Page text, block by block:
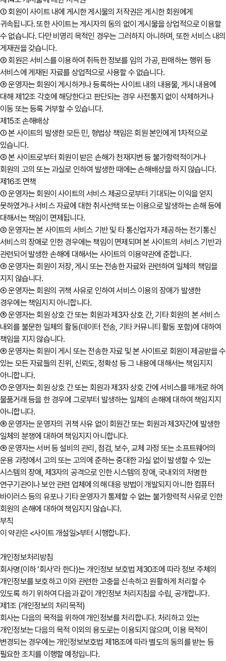
① 회원이 사이트 내에 게시한 게시물의 저작권은 게시한 회원에게
귀속됩니다. 또한 사이트는 게시자의 동의 없이 게시물을 상업적으로 이용할
수 없습니다. 다만 비영리 목적인 경우는 그러하지 아니하며, 또한 서비스 내의
게재권을 갖습니다.
② 회원은 서비스를 이용하여 취득한 정보를 임의 가공, 판매하는 행위 등
서비스에 게재된 자료를 상업적으로 사용할 수 없습니다.
③ 운영자는 회원이 게시하거나 등록하는 사이트 내의 내용물, 게시 내용에
대해 제12조 각호에 해당한다고 판단되는 경우 사전통지 없이 삭제하거나
이동 또는 등록 거부할 수 있습니다.
제15조 손해배상
① 본 사이트의 발생한 모든 민, 형법상 책임은 회원 본인에게 1차적으로
있습니다.
② 본 사이트로부터 회원이 받은 손해가 천재지변 등 불가항력적이거나
회원의 고의 또는 과실로 인하여 발생한 때에는 손해배상을 하지 않습니다.
제16조 면책
① 운영자는 회원이 사이트의 서비스 제공으로부터 기대되는 이익을 얻지
못하였거나 서비스 자료에 대한 취사선택 또는 이용으로 발생하는 손해 등에
대해서는 책임이 면제됩니다.
② 운영자는 본 사이트의 서비스 기반 및 타 통신업자가 제공하는 전기통신
서비스의 장애로 인한 경우에는 책임이 면제되며 본 사이트의 서비스 기반과
관련되어 발생한 손해에 대해서는 사이트의 이용약관에 준합니다.
③ 운영자는 회원이 저장, 게시 또는 전송한 자료와 관련하여 일체의 책임을
지지 않습니다.
④ 운영자는 회원의 귀책 사유로 인하여 서비스 이용의 장애가 발생한
경우에는 책임지지 아니합니다.
⑤ 운영자는 회원 상호 간 또는 회원과 제3자 상호 간, 기타 회원의 본 서비스
내외를 불문한 일체의 활동(데이터 전송, 기타 커뮤니티 활동 포함)에 대하여
책임을 지지 않습니다.
⑥ 운영자는 회원이 게시 또는 전송한 자료 및 본 사이트로 회원이 제공받을 수
있는 모든 자료들의 진위, 신뢰도, 정확성 등 그 내용에 대해서는 책임지지
아니합니다.
⑦ 운영자는 회원 상호 간 또는 회원과 제3자 상호 간에 서비스를 매개로 하여
물품거래 등을 한 경우에 그로부터 발생하는 일체의 손해에 대하여 책임지지
아니합니다.
⑧ 운영자는 운영자의 귀책 사유 없이 회원간 또는 회원과 제3자간에 발생한
일체의 분쟁에 대하여 책임지지 아니합니다.
⑨ 운영자는 서버 등 설비의 관리, 점검, 보수, 교체 과정 또는 소프트웨어의
운용 과정에서 고의 또는 고의에 준하는 중대한 과실 없이 발생할 수 있는
시스템의 장애, 제3자의 공격으로 인한 시스템의 장애, 국내외의 저명한
연구기관이나 보안 관련 업체에 의해 대응 방법이 개발되지 아니한 컴퓨터
바이러스 등의 유포나 기타 운영자가 통제할 수 없는 불가항력적 사유로 인한
회원의 손해에 대하여 책임지지 않습니다.
부칙
이 약관은 <사이트 개설일>부터 시행합니다.
개인정보처리방침
회사명(이하 ‘회사’라 한다)는 개인정보 보호법 제30조에 따라 정보 주체의
개인정보를 보호하고 이와 관련한 고충을 신속하고 원활하게 처리할 수
있도록 하기 위하여 다음과 같이 개인정보 처리지침을 수립, 공개합니다.
제1조 (개인정보의 처리목적)
회사는 다음의 목적을 위하여 개인정보를 처리합니다. 처리하고 있는
개인정보는 다음의 목적 이외의 용도로는 이용되지 않으며, 이용 목적이
변경되는 경우에는 개인정보보호법 제18조에 따라 별도의 동의를 받는 등
필요한 조치를 이행할 예정입니다.